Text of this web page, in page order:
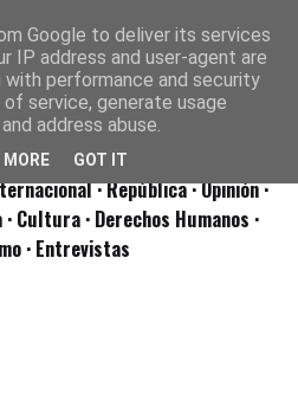
· República· Opinión·
Cultura · Derechos Humanos ·
·Entrevistas
Google to deliver its services
IP address and user-agent are
with performance and security
service, generate usage
address abuse.
MORE GOT IT